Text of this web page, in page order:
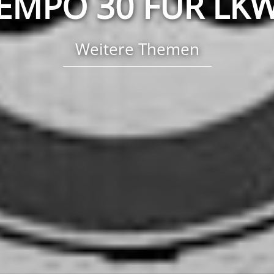
Weitere Themen